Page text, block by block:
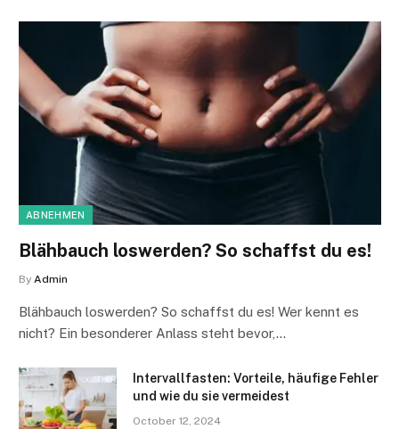
ABNEHMEN
Blähbauch loswerden? So schaffst du es!
By Admin
Blähbauch loswerden? So schaffst du es! Wer kennt es
nicht? Ein besonderer Anlass steht bevor,…
Intervallfasten: Vorteile, häufige Fehler
und wie du sie vermeidest
October 12, 2024